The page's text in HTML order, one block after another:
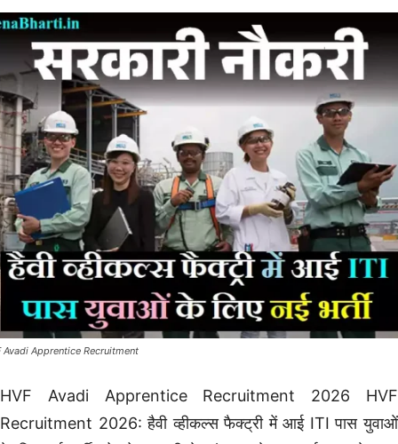
Avadi Apprentice Recruitment
HVF Avadi Apprentice Recruitment 2026 HVF
Recruitment 2026: हैवी व्हीकल्स फैक्ट्री में आई ITI पास युवाओं